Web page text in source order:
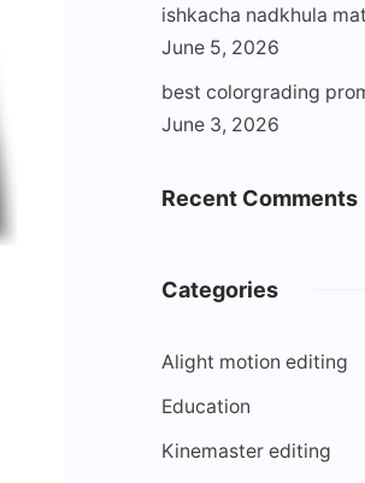
ishkacha nadkhula
June 5, 2026
best colorgrading
June 3, 2026
Recent Comments
Categories
Alight motion editing
Education
Kinemaster editing